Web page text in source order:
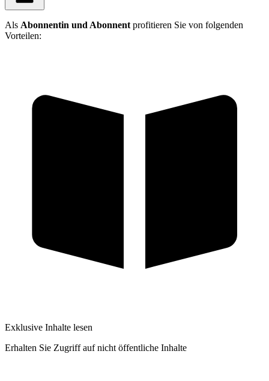
Als Abonnentin und Abonnent profitieren Sie von folgenden
Vorteilen:
Exklusive Inhalte lesen
Erhalten Sie Zugriff auf nicht öffentliche Inhalte